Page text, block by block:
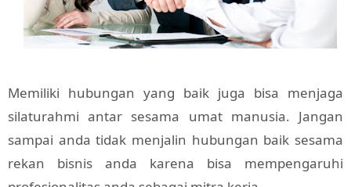
Memiliki hubungan yang baik juga bisa menjaga
silaturahmi antar sesama umat manusia. Jangan
sampai anda tidak menjalin hubungan baik sesama
rekan bisnis anda karena bisa mempengaruhi